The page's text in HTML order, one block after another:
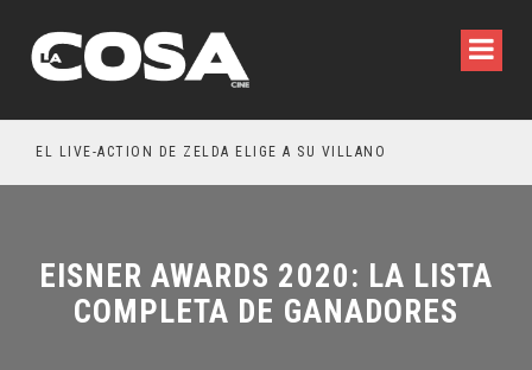
EL LIVE-ACTION DE ZELDA ELIGE A SU VILLANO
EISNER AWARDS 2020: LA LISTA
COMPLETA DE GANADORES